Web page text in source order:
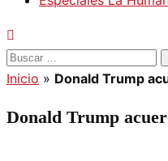
Buscar:
Inicio » Donald Trump
Donald Trump